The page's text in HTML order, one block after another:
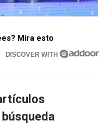
Mira esto
DISCOVER WITH